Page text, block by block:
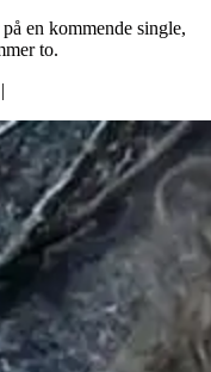
en kommende single,
to.
|